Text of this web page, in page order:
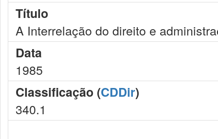
Título
A Interrelação do direito e
Data
1985
Classificação (CDDir)
340.1